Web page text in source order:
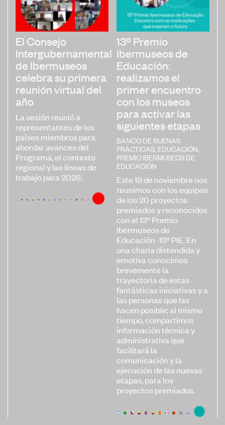
El Consejo
Intergubernamental
de Ibermuseos
celebra su primera
reunión virtual del
año
La sesión reunió a
representantes de los
países miembros para
abordar avances del
Programa, el contexto
regional y las líneas de
trabajo para 2026.
13º Premio
Ibermuseos de
Educación:
realizamos el
primer encuentro
con los museos
para activar las
siguientes etapas
BANCO DE BUENAS
PRÁCTICAS, EDUCACIÓN,
PREMIO IBERMUSEOS DE
EDUCACIÓN
Este 19 de noviembre nos
reunimos con los equipos
de los 20 proyectos
premiados y reconocidos
con el 13º Premio
Ibermuseos de
Educación -13º PIE. En
una charla distendida y
emotiva conocimos
brevemente la
trayectoria de estas
fantásticas iniciativas y a
las personas que las
hacen posible; al mismo
tiempo, compartimos
información técnica y
administrativa que
facilitará la
comunicación y la
ejecución de las nuevas
etapas, para los
proyectos premiados.